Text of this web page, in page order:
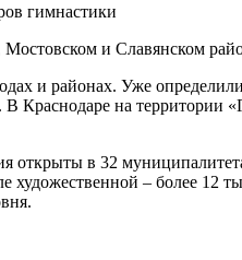
гимнастики
и Славянском
и районах. Уже
на территории
открыты в 32
– более 12